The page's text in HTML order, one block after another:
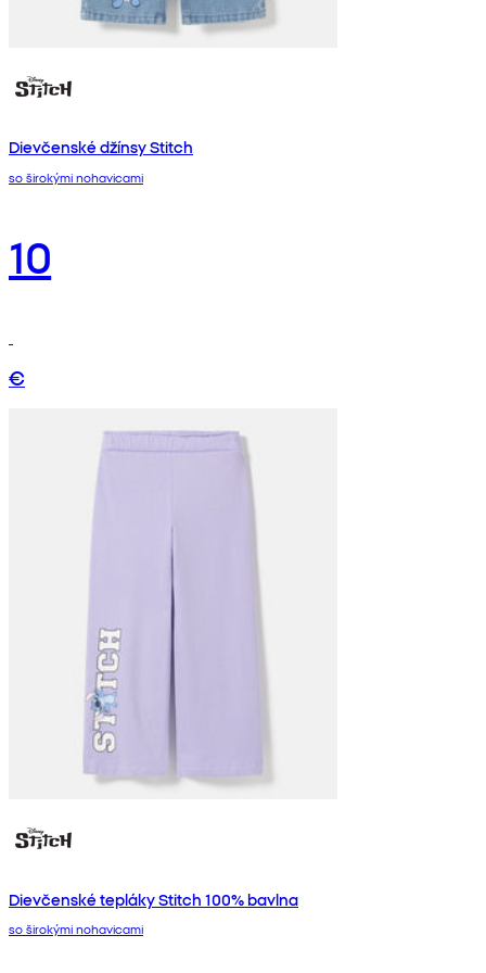
Dievčenské džínsy Stitch
so širokými nohavicami
10
€
Dievčenské tepláky Stitch 100% bavlna
so širokými nohavicami